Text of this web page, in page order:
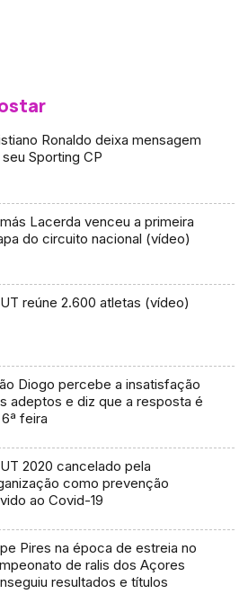
Ronaldo deixa mensagem
Sporting CP
Lacerda venceu a primeira
do circuito nacional (vídeo)
reúne 2.600 atletas (vídeo)
Diogo percebe a insatisfação
adeptos e diz que a resposta é
feira
2020 cancelado pela
como prevenção
ao Covid-19
Pires na época de estreia no
de ralis dos Açores
resultados e títulos